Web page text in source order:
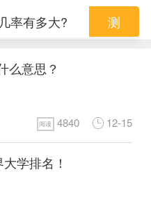
校
么意思？
阅读 4840 12-15
学排名！
率有多大? 测